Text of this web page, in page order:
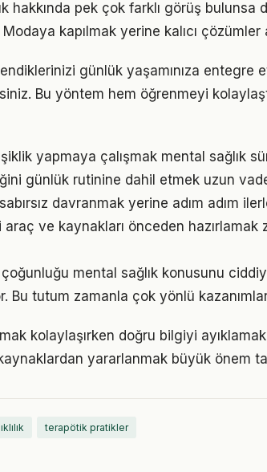
hakkında pek çok farklı görüş bulunsa
kapılmak yerine kalıcı çözümler
günlük yaşamınıza entegre
Bu yöntem hem öğrenmeyi
yapmaya çalışmak mental sağlık
günlük rutinine dahil etmek uzun
davranmak yerine adım adım
ve kaynakları önceden
çoğunluğu mental sağlık konusunu
Bu tutum zamanla çok yönlü
kolaylaşırken doğru bilgiyi
yararlanmak büyük önem
terapötik pratikler